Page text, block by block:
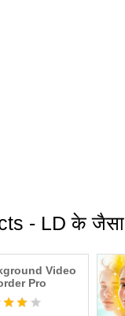
- LD के जैसा
Video
Pro